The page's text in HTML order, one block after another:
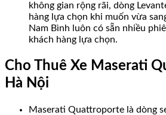
không gian rộng rãi, dòng
hàng lựa chọn khi muốn vừa
Nam Bình luôn có sẵn nhiều
khách hàng lựa chọn.
Cho Thuê Xe Maserati
Hà Nội
Maserati Quattroporte là dòng